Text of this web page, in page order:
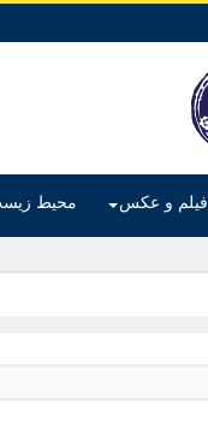
فیلم و عکس محیط